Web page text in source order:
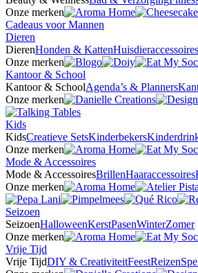
Onze merken
Cadeaus voor Mannen
Dieren
DierenHonden & KattenHuisdieraccessoires
Onze merken
Kantoor & School
Kantoor & SchoolAgenda’s & Planners
Onze merken
Kids
KidsCreatieve SetsKinderbekers
Onze merken
Mode & Accessoires
Mode & AccessoiresBrillenHaaraccessoires
Onze merken
Seizoen
SeizoenHalloweenKerstPasenWinterZomer
Onze merken
Vrije Tijd
Vrije TijdDIY & CreativiteitFeestReizen